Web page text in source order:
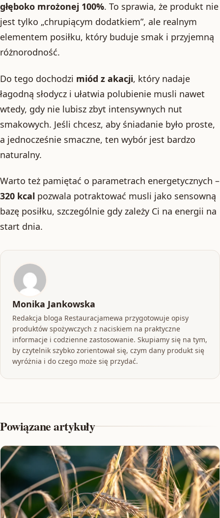
głęboko mrożonej 100%. To sprawia, że produkt nie
jest tylko „chrupiącym dodatkiem”, ale realnym
elementem posiłku, który buduje smak i przyjemną
różnorodność.
Do tego dochodzi miód z akacji, który nadaje
łagodną słodycz i ułatwia polubienie musli nawet
wtedy, gdy nie lubisz zbyt intensywnych nut
smakowych. Jeśli chcesz, aby śniadanie było proste,
a jednocześnie smaczne, ten wybór jest bardzo
naturalny.
Warto też pamiętać o parametrach energetycznych –
320 kcal pozwala potraktować musli jako sensowną
bazę posiłku, szczególnie gdy zależy Ci na energii na
start dnia.
Monika Jankowska
Redakcja bloga Restauracjamewa przygotowuje opisy
produktów spożywczych z naciskiem na praktyczne
informacje i codzienne zastosowanie. Skupiamy się na tym,
by czytelnik szybko zorientował się, czym dany produkt się
wyróżnia i do czego może się przydać.
Powiązane artykuły